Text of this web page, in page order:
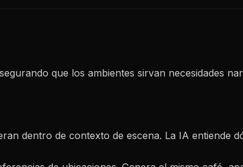
que los ambientes sirvan necesidades
dentro de contexto de escena. La IA entiende